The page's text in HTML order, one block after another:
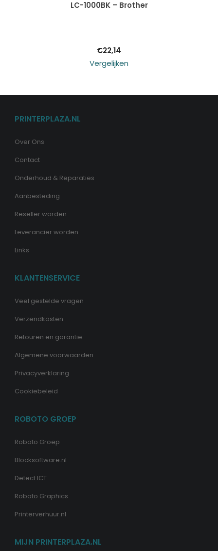
Toevoegen aan
LC-1000BK – Brother
€22,14
Vergelijken
PRINTERPLAZA.NL
Over Ons
Contact
Onderhoud & Reparaties
Aanbesteding
Reseller worden
Leverancier worden
Links
KLANTENSERVICE
Veel gestelde vragen
Verzendkosten
Retouren en garantie
Algemene voorwaarden
Privacyverklaring
Cookiebeleid
ROBOTO GROEP
Roboto Groep
Blocksoftware.nl
Detect ICT
Roboto Graphics
Printerverhuur.nl
MIJN PRINTERPLAZA.NL